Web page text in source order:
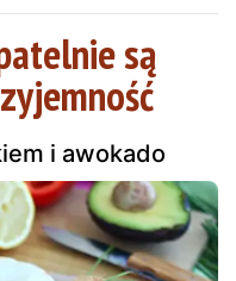
są
i awokado